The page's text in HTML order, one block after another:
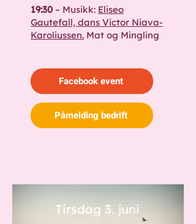
​19:30 – Musikk: Eliseo
Gautefall, dans Victor Niava-
Karoliussen. Mat og Mingling
Facebook event
Påmelding bedrift
Tirsdag 3. juni